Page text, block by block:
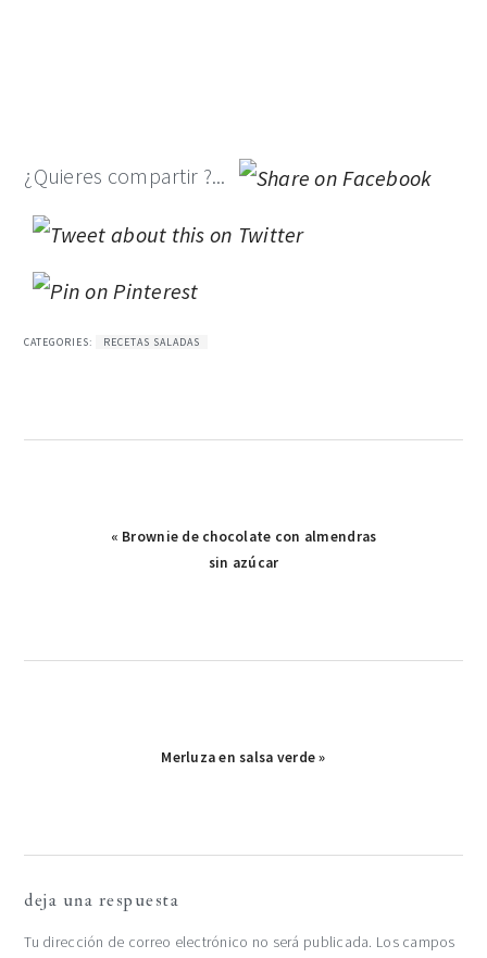
¿Quieres compartir ?...
CATEGORIES: RECETAS SALADAS
Publicación
« Brownie de chocolate con almendras
sin azúcar
Publicación
Merluza en salsa verde »
interacciones
con
deja una respuesta
Tu dirección de correo electrónico no será publicada. Los campos